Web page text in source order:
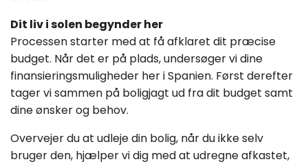
Dit liv i solen begynder her
Processen starter med at få afklaret dit præcise
budget. Når det er på plads, undersøger vi dine
finansieringsmuligheder her i Spanien. Først derefter
tager vi sammen på boligjagt ud fra dit budget samt
dine ønsker og behov.
Overvejer du at udleje din bolig, når du ikke selv
bruger den, hjælper vi dig med at udregne afkastet,